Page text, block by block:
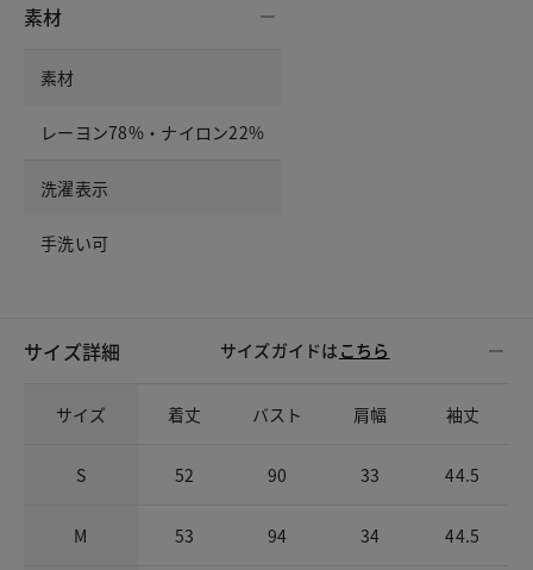
素材
素材
レーヨン78%・ナイロン22%
洗濯表示
手洗い可
サイズ詳細 サイズガイドは こちら
サイズ 着丈 バスト 肩幅 袖丈
S 52 90 33 44.5
M 53 94 34 44.5